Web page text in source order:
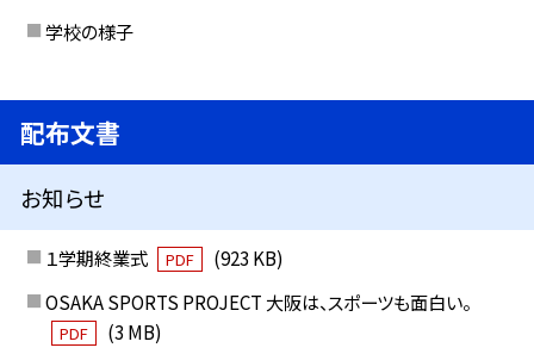
学校の様子
配布文書
お知らせ
１学期終業式 PDF
(923 KB)
OSAKA SPORTS PROJECT 大阪は、スポーツも面白い。
PDF
(3 MB)